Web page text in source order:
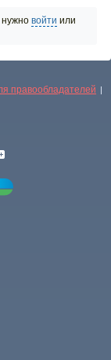
нужно войти или
правообладателей |